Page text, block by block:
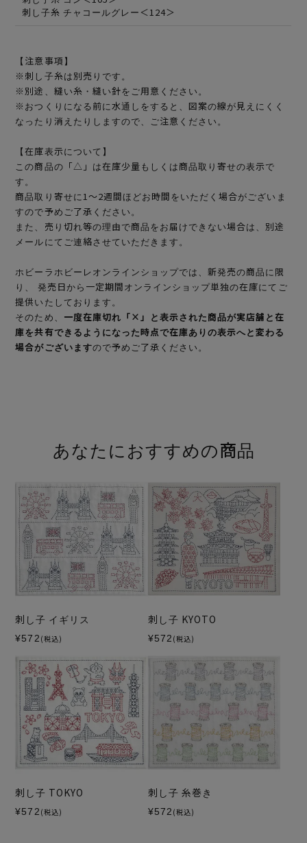
刺し子糸 チャコールグレー＜124＞
【注意事項】
※刺し子糸は別売りです。
※別途、縫い糸・縫い針をご用意ください。
※おつくりになる前に水通しをすると、図案の線が見えにくく
なったり消えたりしますので、ご注意ください。
【在庫表示について】
この商品の「△」は在庫少量もしくは商品取り寄せの表示で
す。
商品取り寄せに1～2週間ほどお時間をいただく場合がございま
すので予めご了承ください。
また、売り切れ等の理由で商品をお届けできない場合は、別途
メールにてご連絡させていただきます。
ホビーラホビーレオンラインショップでは、新発売の商品に限
り、 発売日から一定期間オンラインショップ単独の在庫にてご
提供いたしております。
そのため、 一度在庫切れ「×」と表示された商品が実店舗と在
庫を共有できるようになった時点で在庫ありの表示へと変わる
場合がございますので予めご了承ください。
あなたにおすすめの商品
刺し子 イギリス
¥572 (税込)
刺し子 KYOTO
¥572 (税込)
刺し子 TOKYO
¥572 (税込)
刺し子 糸巻き
¥572 (税込)